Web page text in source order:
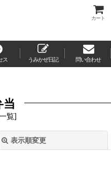
カート
ス うみかぜ日記 問い合わせ
当
覧]
表示順変更